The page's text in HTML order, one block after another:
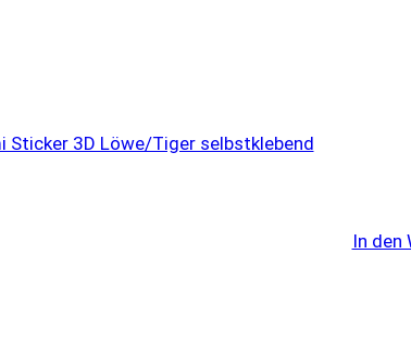
In den